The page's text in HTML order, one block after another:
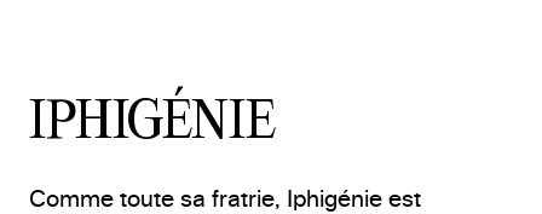
IPHIGÉNIE
Comme toute sa fratrie, Iphigénie est